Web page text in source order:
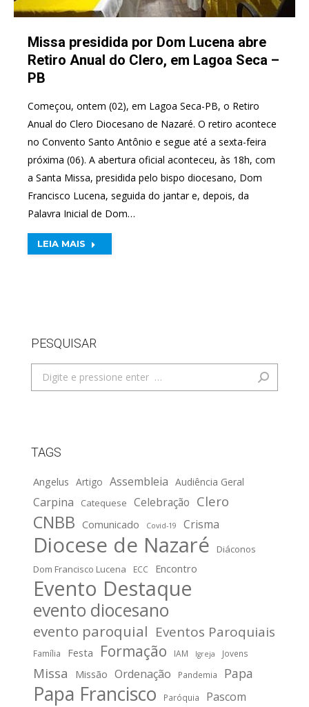
Missa presidida por Dom Lucena abre
Retiro Anual do Clero, em Lagoa Seca –
PB
Começou, ontem (02), em Lagoa Seca-PB, o Retiro
Anual do Clero Diocesano de Nazaré. O retiro acontece
no Convento Santo Antônio e segue até a sexta-feira
próxima (06). A abertura oficial aconteceu, às 18h, com
a Santa Missa, presidida pelo bispo diocesano, Dom
Francisco Lucena, seguida do jantar e, depois, da
Palavra Inicial de Dom…
LEIA MAIS
PESQUISAR
Search:
TAGS
Angelus Artigo Assembleia Audiência Geral
Carpina Catequese Celebração Clero
CNBB Comunicado Covid-19 Crisma
Diocese de Nazaré
Diáconos
Dom Francisco Lucena
ECC Encontro
Evento Destaque
evento diocesano
evento paroquial Eventos Paroquiais
Família Festa Formação IAM Igreja Jovens
Missa Missão Ordenação Pandemia Papa
Papa Francisco Paróquia
Pascom